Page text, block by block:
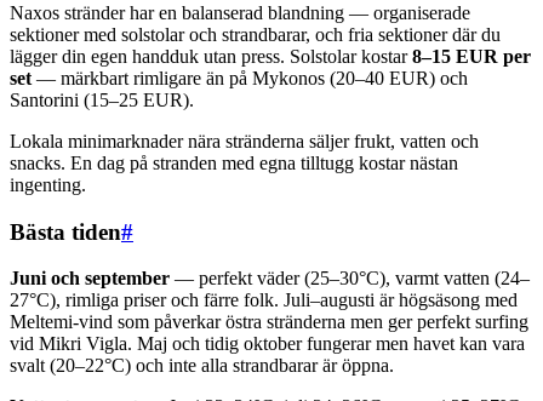
Naxos stränder har en balanserad blandning — organiserade
sektioner med solstolar och strandbarar, och fria sektioner där du
lägger din egen handduk utan press. Solstolar kostar8–15 EUR per
set — märkbart rimligare än på Mykonos (20–40 EUR) och
Santorini (15–25 EUR).
Lokala minimarknader nära stränderna säljer frukt, vatten och
snacks. En dag på stranden med egna tilltugg kostar nästan
ingenting.
Bästa tiden#
Juni och september — perfekt väder (25–30°C), varmt vatten (24–
27°C), rimliga priser och färre folk. Juli–augusti är högsäsong med
Meltemi-vind som påverkar östra stränderna men ger perfekt surfing
vid Mikri Vigla. Maj och tidig oktober fungerar men havet kan vara
svalt (20–22°C) och inte alla strandbarar är öppna.